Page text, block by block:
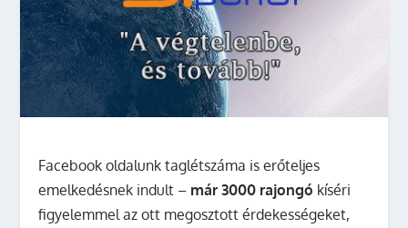
Facebook oldalunk taglétszáma is erőteljes
emelkedésnek indult – már 3000 rajongó kíséri
figyelemmel az ott megosztott érdekességeket,